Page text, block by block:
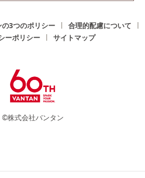
3つのポリシー
合理的配慮について
ーポリシー
サイトマップ
©株式会社バンタン